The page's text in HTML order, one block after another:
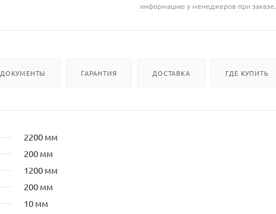
информацию у менеджеров при заказе.
ДОКУМЕНТЫ ГАРАНТИЯ ДОСТАВКА ГДЕ КУПИТЬ
2200 мм
200 мм
1200 мм
200 мм
10 мм